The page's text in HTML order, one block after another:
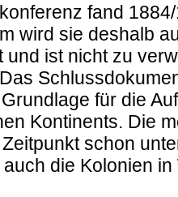
fand
wird sie deshalb
und ist nicht zu
für die
Kontinents. Die
schon
die Kolonien